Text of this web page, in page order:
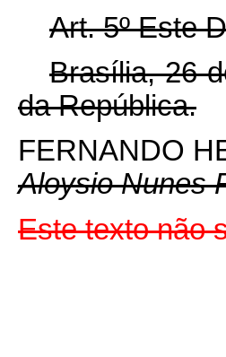
Art. 5º Este
Brasília, 26
da República.
FERNANDO
Aloysio Nunes
Este texto não